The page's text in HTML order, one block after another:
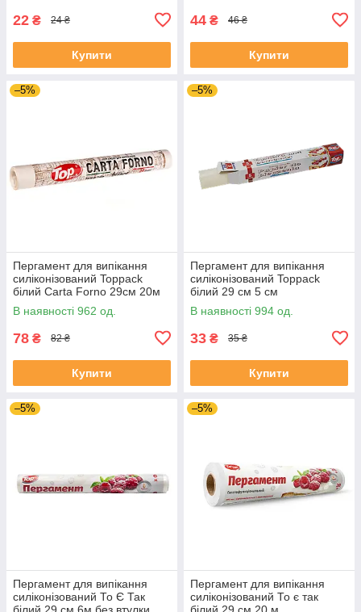
22 ₴ 24 ₴
Купити
44 ₴ 46 ₴
Купити
–5%
Пергамент для випікання
силіконізований Toppack
білий Carta Forno 29см 20м
В наявності 962 од.
78 ₴ 82 ₴
Купити
–5%
Пергамент для випікання
силіконізований Toppack
білий 29 см 5 см
В наявності 994 од.
33 ₴ 35 ₴
Купити
–5%
Пергамент для випікання
силіконізований То Є Так
–5%
Пергамент для випікання
силіконізований То є так